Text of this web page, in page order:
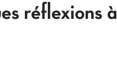
réflexions à